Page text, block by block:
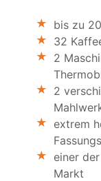
bis zu
32
2
2
extrem
einer
Markt